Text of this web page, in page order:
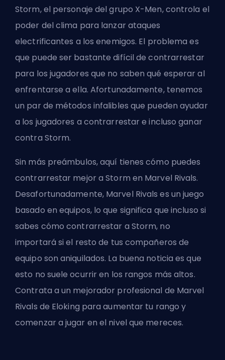
Storm, el personaje del grupo X-Men, controla el
poder del clima para lanzar ataques
electrificantes a los enemigos. El problema es
que puede ser bastante difícil de contrarrestar
para los jugadores que no saben qué esperar al
enfrentarse a ella. Afortunadamente, tenemos
un par de métodos infalibles que pueden ayudar
a los jugadores a contrarrestar e incluso ganar
contra Storm.
Sin más preámbulos, aquí tienes cómo puedes
contrarrestar mejor a Storm en Marvel Rivals.
Desafortunadamente, Marvel Rivals es un juego
basado en equipos, lo que significa que incluso si
sabes cómo contrarrestar a Storm, no
importará si el resto de tus compañeros de
equipo son aniquilados. La buena noticia es que
esto no suele ocurrir en los rangos más altos.
Contrata a un mejorador profesional de Marvel
Rivals de Eloking para aumentar tu rango y
comenzar a jugar en el nivel que mereces.